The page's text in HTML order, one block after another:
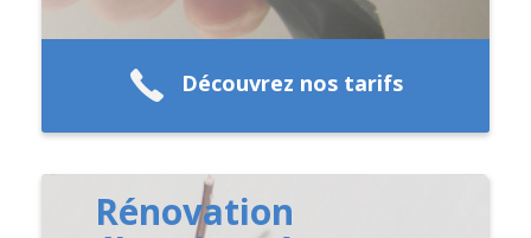
Découvrez nos tarifs
Rénovation